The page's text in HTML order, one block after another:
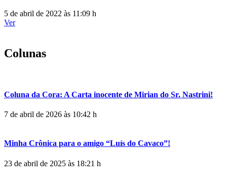
5 de abril de 2022 às 11:09 h
Ver
Colunas
Coluna da Cora: A Carta inocente de Mirian do Sr. Nastrini!
7 de abril de 2026 às 10:42 h
Minha Crônica para o amigo “Luís do Cavaco”!
23 de abril de 2025 às 18:21 h